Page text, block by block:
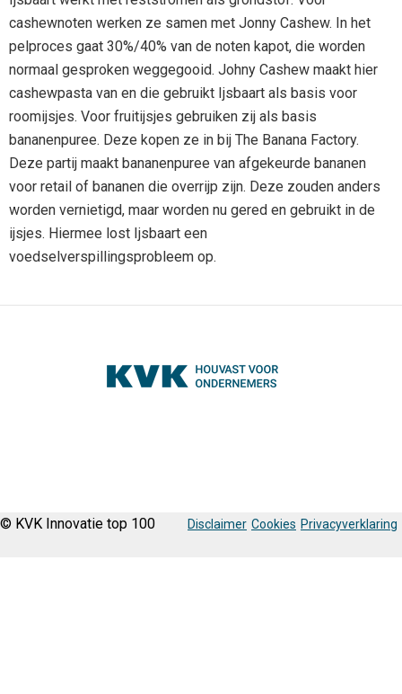
cashewnoten werken ze samen met Jonny Cashew. In het
pelproces gaat 30%/40% van de noten kapot, die worden
normaal gesproken weggegooid. Johny Cashew maakt hier
cashewpasta van en die gebruikt Ijsbaart als basis voor
roomijsjes. Voor fruitijsjes gebruiken zij als basis
bananenpuree. Deze kopen ze in bij The Banana Factory.
Deze partij maakt bananenpuree van afgekeurde bananen
voor retail of bananen die overrijp zijn. Deze zouden anders
worden vernietigd, maar worden nu gered en gebruikt in de
ijsjes. Hiermee lost Ijsbaart een
voedselverspillingsprobleem op.
© KVK Innovatie top 100 Disclaimer Cookies Privacyverklaring